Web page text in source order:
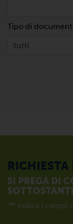
Tipo di
SI PREGA DI
"*" indica i campi